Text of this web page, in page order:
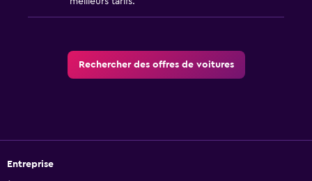
Rechercher des offres de voitures
Entreprise